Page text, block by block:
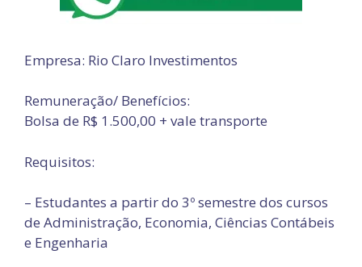
Empresa: Rio Claro Investimentos
Remuneração/ Benefícios:
Bolsa de R$ 1.500,00 + vale transporte
Requisitos:
– Estudantes a partir do 3º semestre dos cursos
de Administração, Economia, Ciências Contábeis
e Engenharia